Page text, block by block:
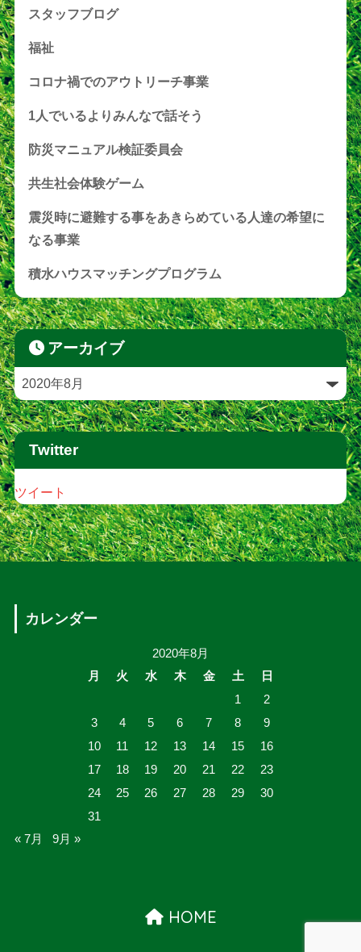
スタッフブログ
福祉
コロナ禍でのアウトリーチ事業
1人でいるよりみんなで話そう
防災マニュアル検証委員会
共生社会体験ゲーム
震災時に避難する事をあきらめている人達の希望に
なる事業
積水ハウスマッチングプログラム
アーカイブ
Twitter
ツイート
カレンダー
2020年8月
月
火 水 木 金 土
日
1
2
3
4 5 6 7 8
9
10
11 12 13 14 15
16
17
18 19 20 21 22
23
24
25 26 27 28 29
30
31
« 7月
9月 »
HOME